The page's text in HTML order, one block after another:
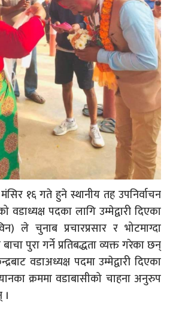
१६ गते हुने स्थानीय तह उपनिर्वाचन
वडाध्यक्ष पदका लागि उम्मेद्वारी दिएका
ले चुनाब प्रचारप्रसार र भोटमाग्दा
पुरा गर्ने प्रतिबद्धता व्यक्त गरेका छन्
वडाअध्यक्ष पदमा उम्मेद्वारी दिएका
क्रममा वडाबासीको चाहना अनुरुप